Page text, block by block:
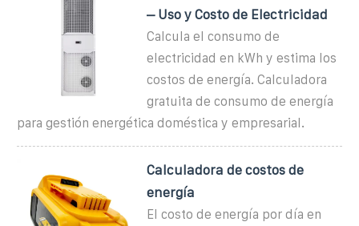
– Uso y Costo de Electricidad
Calcula el consumo de
electricidad en kWh y estima los
costos de energía. Calculadora
gratuita de consumo de energía
para gestión energética doméstica y empresarial.
Calculadora de costos de
energía
El costo de energía por día en